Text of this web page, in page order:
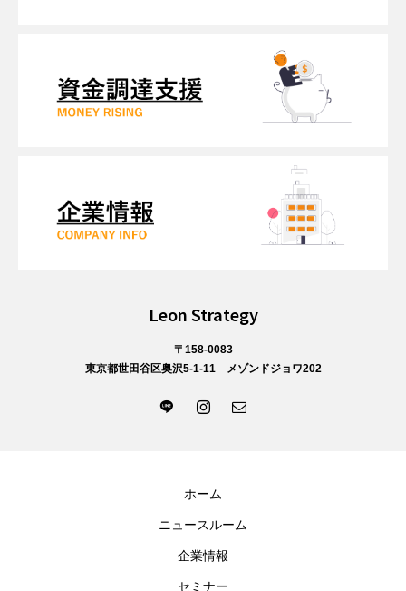
Leon Strategy
〒158-0083
東京都世田谷区奥沢5-1-11 メゾンドジョワ202
ホーム
ニュースルーム
企業情報
セミナー